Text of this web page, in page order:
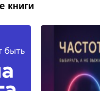
книги